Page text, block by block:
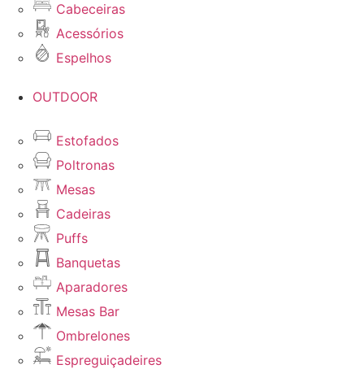
Cabeceiras
Acessórios
Espelhos
OUTDOOR
Estofados
Poltronas
Mesas
Cadeiras
Puffs
Banquetas
Aparadores
Mesas Bar
Ombrelones
Espreguiçadeires